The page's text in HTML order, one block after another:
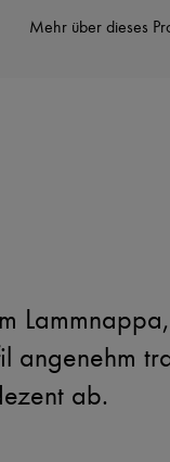
Mehr über dieses
angenehm
ab.